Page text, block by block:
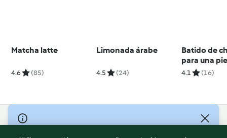
Matcha latte
4.6 (85)
Limonada árabe
4.5 (24)
Batido de
para una
radiante
4.1 (16)
© Copyright 2026